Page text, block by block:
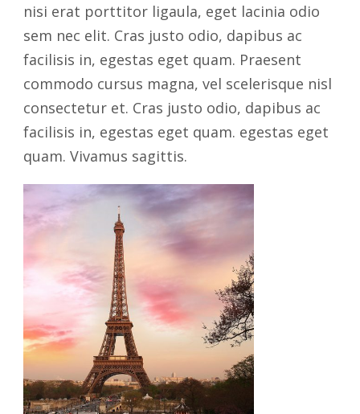
nisi erat porttitor ligaula, eget lacinia odio
sem nec elit. Cras justo odio, dapibus ac
facilisis in, egestas eget quam. Praesent
commodo cursus magna, vel scelerisque nisl
consectetur et. Cras justo odio, dapibus ac
facilisis in, egestas eget quam. egestas eget
quam. Vivamus sagittis.